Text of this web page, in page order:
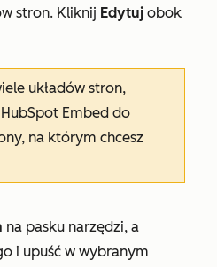
stron. Kliknij Edytuj obok
układów stron,
Embed do
na którym chcesz
na pasku narzędzi, a
i upuść w wybranym